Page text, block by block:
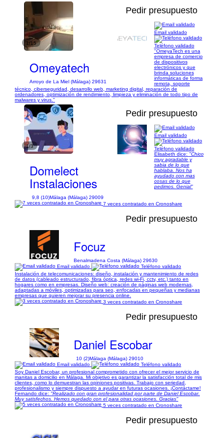
1/15
Pedir presupuesto
Omeyatech
Arroyo de La Miel (Málaga) 29631
Email validado
Teléfono validado
"OmeyaTech es una
empresa de comercio
de dispositivos
electrónicos y que
brinda soluciones
informáticas de forma
remota, soporte
técnico, ciberseguridad, desarrollo web, marketing digital, reparación de
ordenadores, optimización de rendimiento, limpieza y eliminación de todo tipo de
malwares y virus."
1/3
Pedir presupuesto
Domelect
Instalaciones
9,8 (10)Málaga (Málaga) 29009
Email validado
Teléfono validado
Elisabeth dice: "Chico
muy agradable y
sabia de lo que
hablaba. Nos ha
ayudado con mas
cosas de lo que
pedimos. Genial"
7 veces contratado en Cronoshare
Pedir presupuesto
Focuz
Benalmadena Costa (Málaga) 29630
Email validado
Teléfono validado
Instalación de telecomunicaciones: diseño, instalación y mantenimiento de redes
de datos (cableado estructurado, fibra óptica, redes wi-Fi, cctv, etc.) tanto en
hogares como en empresas. Diseño web: creación de páginas web modernas,
adaptadas a móviles, optimizadas para seo, enfocadas en pequeñas y medianas
empresas que quieren mejorar su presencia online.
3 veces contratado en Cronoshare
Pedir presupuesto
Daniel Escobar
10 (2)Málaga (Málaga) 29010
Email validado
Teléfono validado
Soy Daniel Escobar, un profesional comprometido con ofrecer el mejor servicio de
manitas a domicilio en Málaga. Mi objetivo es garantizar la satisfacción total de mis
clientes, como lo demuestran las opiniones positivas. Trabajo con seriedad,
profesionalismo y siempre dispuesto a ayudar en futuras ocasiones. ¡Contáctame!
Fernando dice: "Realizado con gran profesionalidad por parte de Daniel Escobar.
Muy satisfechos. Hemos quedado con el para otras ocasiones. Gracias"
5 veces contratado en Cronoshare
Pedir presupuesto